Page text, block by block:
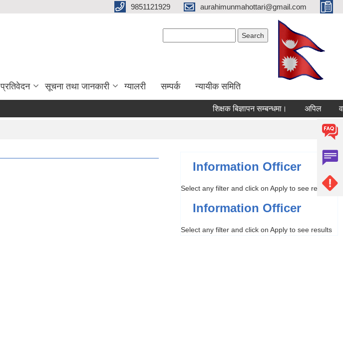
9851121929 aurahimunmahottari@gmail.com
प्रतिवेदन सूचना तथा जानकारी ग्यालरी सम्पर्क न्यायीक समिति
शिक्षक बिज्ञापन सम्बन्धमा। अपिल
Information Officer
Select any filter and click on Apply to see results
Information Officer
Select any filter and click on Apply to see results